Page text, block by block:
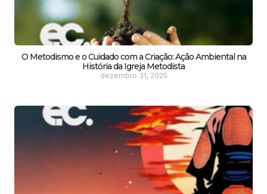
O Metodismo e o Cuidado com a Criação: Ação Ambiental na
História da Igreja Metodista
dezembro 31, 2025